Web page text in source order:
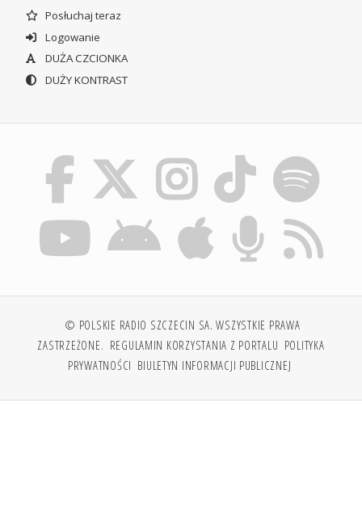
Posłuchaj teraz
Logowanie
DUŻA CZCIONKA
DUŻY KONTRAST
© POLSKIE RADIO SZCZECIN SA. WSZYSTKIE PRAWA
ZASTRZEŻONE. REGULAMIN KORZYSTANIA Z PORTALU POLITYKA
PRYWATNOŚCI BIULETYN INFORMACJI PUBLICZNEJ